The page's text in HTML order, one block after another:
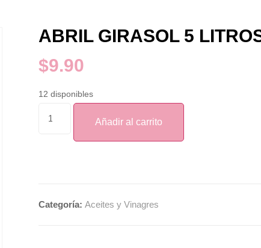
ABRIL GIRASOL 5
$9.90
12 disponibles
Añadir al carrito
Categoría: Aceites y Vinagres